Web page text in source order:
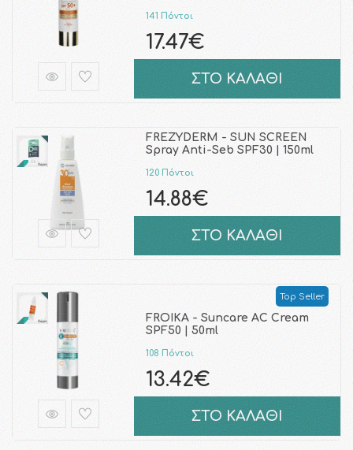
141 Πόντοι
17.47€
ΣΤΟ ΚΑΛΑΘΙ
FREZYDERM - SUN SCREEN
Spray Anti-Seb SPF30 | 150ml
120 Πόντοι
14.88€
ΣΤΟ ΚΑΛΑΘΙ
Top Seller
FROIKA - Suncare AC Cream
SPF50 | 50ml
108 Πόντοι
13.42€
ΣΤΟ ΚΑΛΑΘΙ